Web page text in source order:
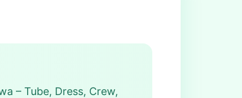
– Tube, Dress, Crew,